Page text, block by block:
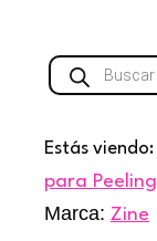
Búsqueda
de
Estás viendo:
para Peeling
Marca: Zine